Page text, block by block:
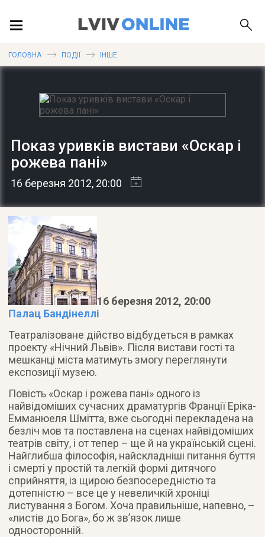
ПУБЛІКАЦІЇ
ДОВІДКА
ГОЛОВНА ПОДІЇ ІНШЕ
Показ уривків вистави «Оскар і
рожева пані»
16 березня 2012, 20:00
16 березня 2012, 20:00
Палац Бандінеллі
Театралізоване дійство відбудеться в рамках
проекту «Нічний Львів». Після вистави гості та
мешканці міста матимуть змогу переглянути
експозиції музею.
Повість «Оскар і рожева пані» одного із
найвідоміших сучасних драматургів Франції Еріка-
Емманюеля Шмітта, вже сьогодні перекладена на
безліч мов та поставлена на сценах найвідоміших
театрів світу, і от тепер – ще й на українській сцені.
Найглибша філософія, найскладніші питання буття
і смерті у простій та легкій формі дитячого
сприйняття, із щирою безпосередністю та
дотепністю – все це у невеличкій хроніці
листування з Богом. Хоча правильніше, напевно, –
«листів до Бога», бо ж зв’язок лише
односторонній.